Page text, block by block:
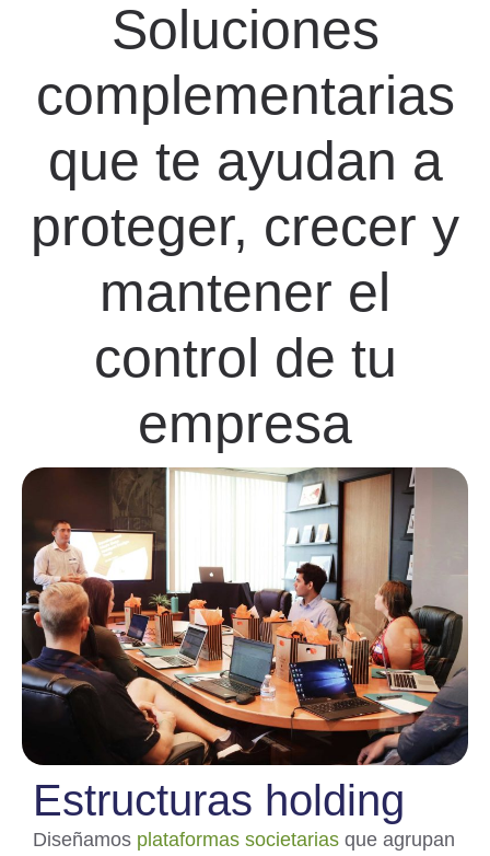
Soluciones
complementarias
que te ayudan a
proteger, crecer y
mantener el
control de tu
empresa
Estructuras holding
Diseñamos plataformas societarias que agrupan